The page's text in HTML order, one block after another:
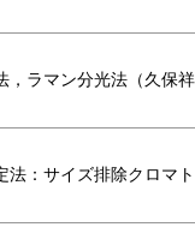
，ラマン分光法（久保祥
法：サイズ排除クロマ